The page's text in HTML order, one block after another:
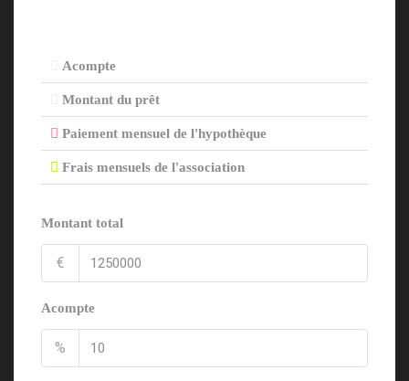
Acompte
Montant du prêt
Paiement mensuel de l'hypothèque
Frais mensuels de l'association
Montant total
€
Acompte
%